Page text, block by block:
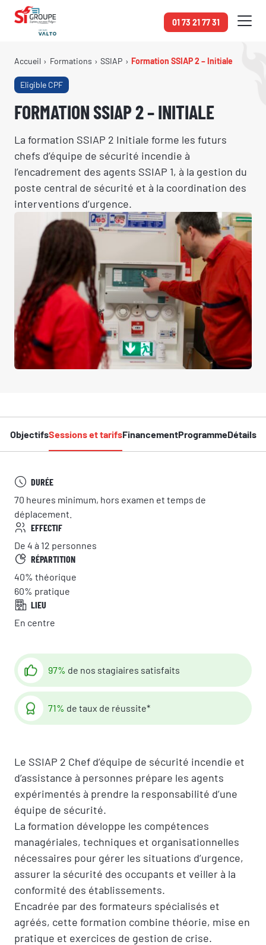
01 73 21 77 31
Accueil Formations SSIAP Formation SSIAP 2 – Initiale
Eligible CPF
FORMATION SSIAP 2 – INITIALE
La formation SSIAP 2 Initiale forme les futurs
chefs d’équipe de sécurité incendie à
l’encadrement des agents SSIAP 1, à la gestion du
poste central de sécurité et à la coordination des
interventions d’urgence.
ObjectifsSessions et tarifsFinancementProgrammeDétails
DURÉE
70 heures minimum, hors examen et temps de
déplacement.
EFFECTIF
De 4 à 12 personnes
RÉPARTITION
40% théorique
60% pratique
LIEU
En centre
97% de nos stagiaires satisfaits
71% de taux de réussite*
Le SSIAP 2 Chef d’équipe de sécurité incendie et
d’assistance à personnes prépare les agents
expérimentés à prendre la responsabilité d’une
équipe de sécurité.
La formation développe les compétences
managériales, techniques et organisationnelles
nécessaires pour gérer les situations d’urgence,
assurer la sécurité des occupants et veiller à la
conformité des établissements.
Encadrée par des formateurs spécialisés et
agréés, cette formation combine théorie, mise en
pratique et exercices de gestion de crise.
Panneau de gestion des cookies